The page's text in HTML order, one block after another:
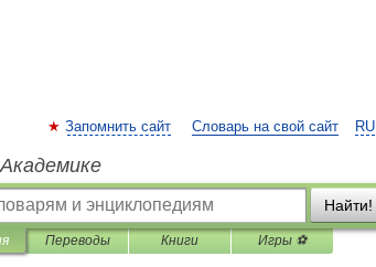
RU
Запомнить сайт Словарь на свой сайт
Найти!
Переводы Книги Игры ⚽